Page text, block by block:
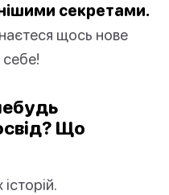
секретами.
щось нове
себе!
Що